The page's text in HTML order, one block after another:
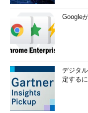
Google
デジタ
定する